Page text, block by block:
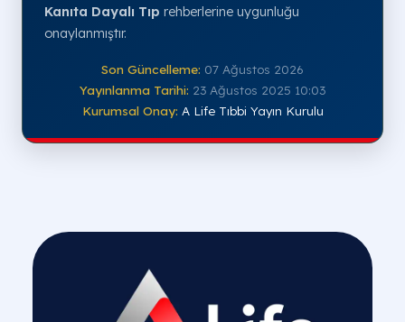
Kanıta Dayalı Tıp rehberlerine uygunluğu
onaylanmıştır.
Son Güncelleme: 07 Ağustos 2026
Yayınlanma Tarihi: 23 Ağustos 2025 10:03
Kurumsal Onay: A Life Tıbbi Yayın Kurulu